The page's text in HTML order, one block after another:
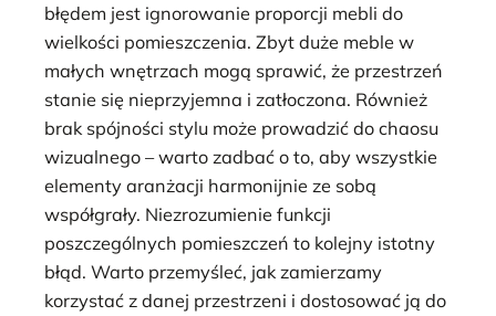
błędem jest ignorowanie proporcji mebli do
wielkości pomieszczenia. Zbyt duże meble w
małych wnętrzach mogą sprawić, że przestrzeń
stanie się nieprzyjemna i zatłoczona. Również
brak spójności stylu może prowadzić do chaosu
wizualnego – warto zadbać o to, aby wszystkie
elementy aranżacji harmonijnie ze sobą
współgrały. Niezrozumienie funkcji
poszczególnych pomieszczeń to kolejny istotny
błąd. Warto przemyśleć, jak zamierzamy
korzystać z danej przestrzeni i dostosować ją do